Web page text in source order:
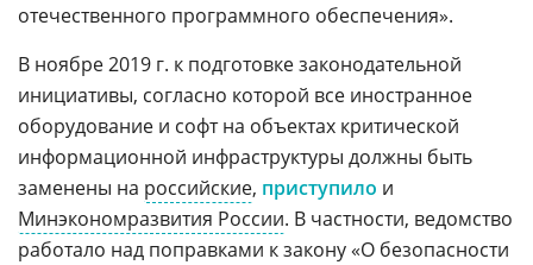
отечественного программного обеспечения».
В ноябре 2019 г. к подготовке законодательной
инициативы, согласно которой все иностранное
оборудование и софт на объектах критической
информационной инфраструктуры должны быть
заменены на российские, приступило и
Минэкономразвития России. В частности, ведомство
работало над поправками к закону «О безопасности